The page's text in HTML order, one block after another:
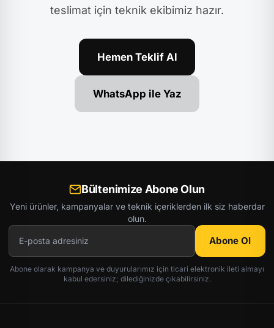
teslimat için teknik ekibimiz hazır.
Hemen Teklif Al
WhatsApp ile Yaz
Bültenimize Abone Olun
Yeni ürünler, kampanyalar ve teknik içeriklerden ilk siz haberdar
olun.
Abone Ol
Abone olarak kampanya ve duyurularımız için ticari elektronik ileti almayı
kabul edersiniz; dilediğinizde çıkabilirsiniz.